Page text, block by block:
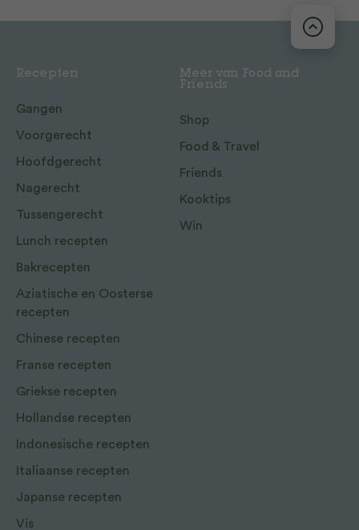
Recepten
Gangen
Voorgerecht
Hoofdgerecht
Nagerecht
Tussengerecht
Lunch recepten
Bakrecepten
Aziatische en Oosterse
recepten
Chinese recepten
Franse recepten
Griekse recepten
Hollandse recepten
Indonesische recepten
Italiaanse recepten
Japanse recepten
Vis
Meer van Food and
Friends
Shop
Food & Travel
Friends
Kooktips
Win